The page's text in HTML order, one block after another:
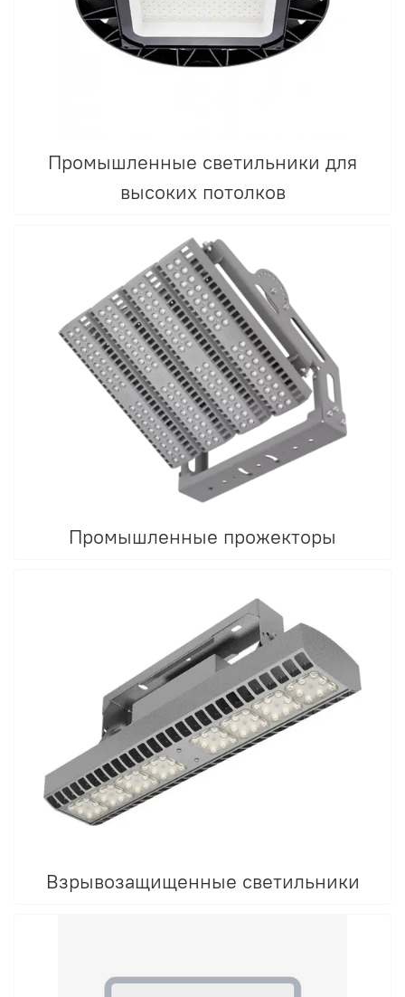
Промышленные светильники для
высоких потолков
Промышленные прожекторы
Взрывозащищенные светильники